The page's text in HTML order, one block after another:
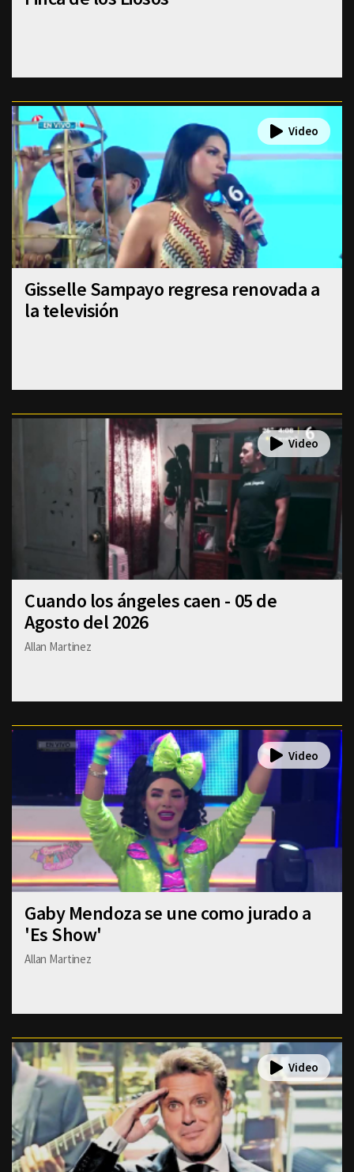
Gisselle Sampayo regresa renovada a
la televisión
Cuando los ángeles caen - 05 de
Agosto del 2026
Allan Martinez
Gaby Mendoza se une como jurado a
'Es Show'
Allan Martinez